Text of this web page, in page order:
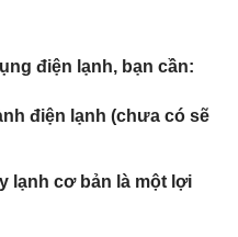
điện lạnh, bạn cần:
điện lạnh (chưa có sẽ
lạnh cơ bản là một lợi